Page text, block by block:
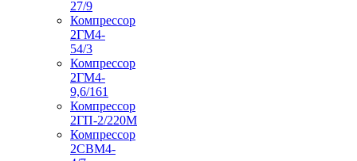
27/9
Компрессор
2ГМ4-
54/3
Компрессор
2ГМ4-
9,6/161
Компрессор
2ГП-2/220М
Компрессор
2СВМ4-